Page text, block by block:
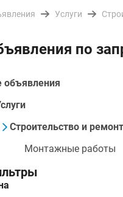
Услуги
по
объявления
Строительство и ремонт
Монтажные работы